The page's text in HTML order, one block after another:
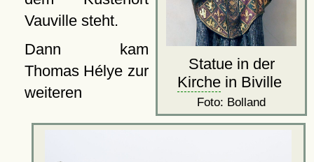
Statue in der
Kirchein Biville
Foto: Bolland
Vauville steht.
Dann kam
Thomas Hélye zur
weiteren